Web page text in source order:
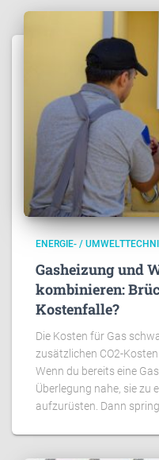
ENERGIE- /
Gasheizung und
kombinieren:
Kostenfalle?
Die Kosten für Gas
zusätzlichen CO2-
Wenn du bereits eine
Überlegung nahe, sie zu
aufzurüsten. Dann